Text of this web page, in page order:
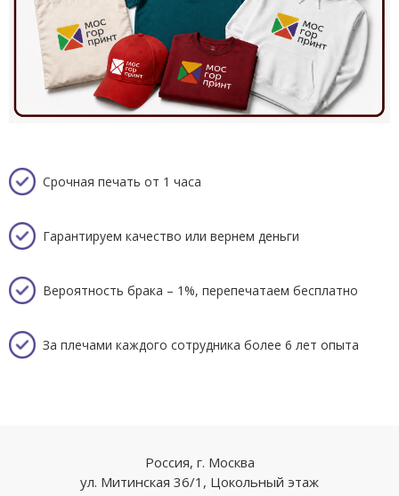
Срочная печать от 1 часа
Гарантируем качество или вернем деньги
Вероятность брака – 1%, перепечатаем бесплатно
За плечами каждого сотрудника более 6 лет опыта
Россия, г. Москва
ул. Митинская 36/1, Цокольный этаж